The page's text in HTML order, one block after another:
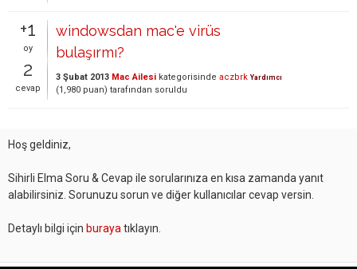
+1
oy
2
cevap
windowsdan mac'e virüs
bulaşırmı?
3 Şubat 2013 Mac Ailesi kategorisinde aczbrk Yardımcı
(1,980 puan) tarafından soruldu
Hoş geldiniz,
Sihirli Elma Soru & Cevap ile sorularınıza en kısa zamanda yanıt
alabilirsiniz. Sorunuzu sorun ve diğer kullanıcılar cevap versin.
Detaylı bilgi için buraya tıklayın.